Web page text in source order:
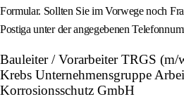
Formular. Sollten Sie im Vorwege noch
Postiga unter der angegebenen
Bauleiter / Vorarbeiter TRGS (m/
Krebs Unternehmensgruppe
Korrosionsschutz GmbH